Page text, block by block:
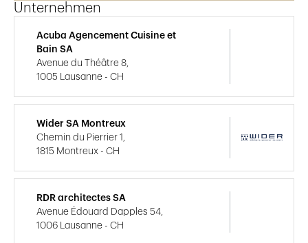
Unternehmen
Acuba Agencement Cuisine et
Bain SA
Avenue du Théâtre 8,
1005 Lausanne - CH
Wider SA Montreux
Chemin du Pierrier 1,
1815 Montreux - CH
RDR architectes SA
Avenue Édouard Dapples 54,
1006 Lausanne - CH